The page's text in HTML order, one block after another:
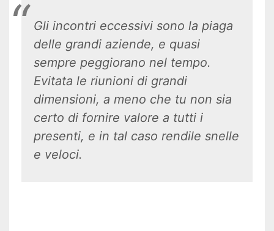
Gli incontri eccessivi sono la piaga
delle grandi aziende, e quasi
sempre peggiorano nel tempo.
Evitata le riunioni di grandi
dimensioni, a meno che tu non sia
certo di fornire valore a tutti i
presenti, e in tal caso rendile snelle
e veloci.